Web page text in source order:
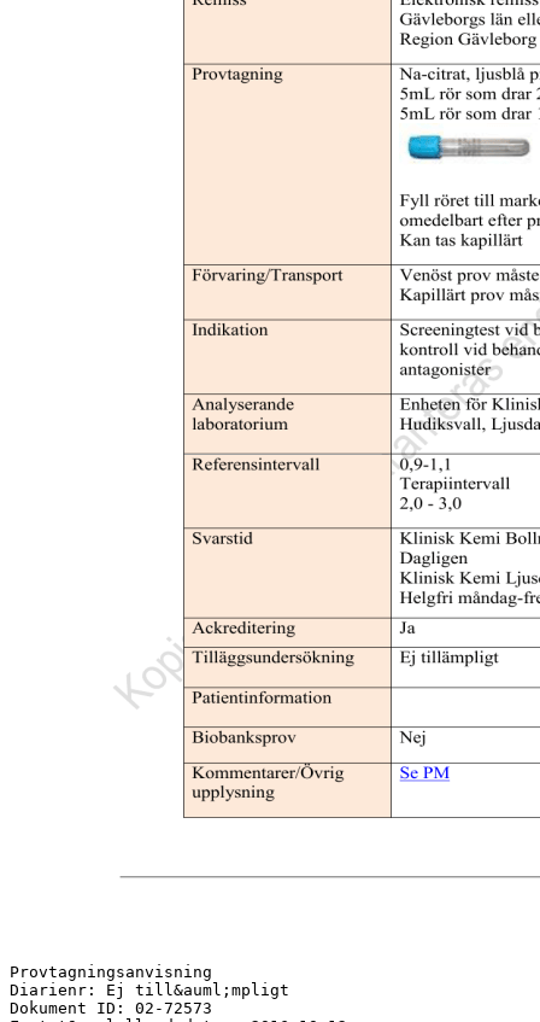
Provtagningsanvisning
Diarienr: Ej till&auml;mpligt
Dokument ID: 02-72573